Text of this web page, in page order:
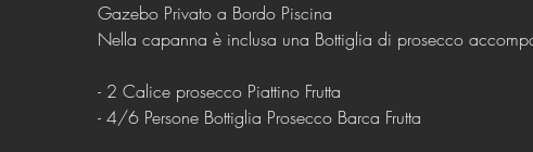
Gazebo Privato a Bordo Piscina
Nella capanna è inclusa una Bottiglia di prosecco
- 2 Calice prosecco Piattino Frutta
- 4/6 Persone Bottiglia Prosecco Barca Frutta